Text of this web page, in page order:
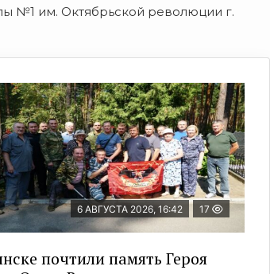
№1 им. Октябрьской революции г.
6 АВГУСТА 2026, 16:42 17
почтили память Героя